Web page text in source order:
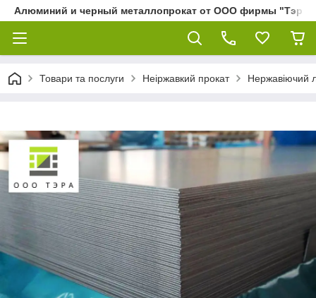
Алюминий и черный металлопрокат от ООО фирмы "Тэра"
Товари та послуги Неіржавкий прокат Нержавіючий